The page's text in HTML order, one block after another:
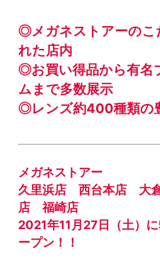
◎メガネストアーのこ
れた店内
◎お買い得品から有名
ムまで多数展示
◎レンズ約400種類の
メガネストアー
久里浜店 西台本店 大
店 福崎店
2021年11月27日（土）
ープン！！